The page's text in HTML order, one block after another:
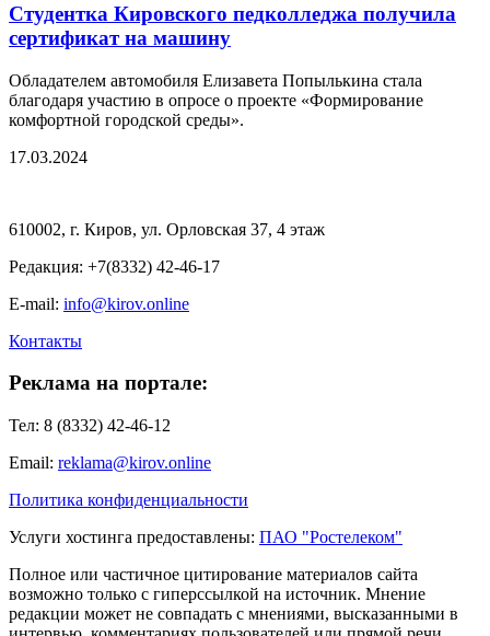
Студентка Кировского педколледжа получила
сертификат на машину
Обладателем автомобиля Елизавета Попылькина стала
благодаря участию в опросе о проекте «Формирование
комфортной городской среды».
17.03.2024
610002, г. Киров, ул. Орловская 37, 4 этаж
Редакция: +7(8332) 42-46-17
E-mail: info@kirov.online
Контакты
Реклама на портале:
Тел: 8 (8332) 42-46-12
Email: reklama@kirov.online
Политика конфиденциальности
Услуги хостинга предоставлены: ПАО "Ростелеком"
Полное или частичное цитирование материалов сайта
возможно только с гиперссылкой на источник. Мнение
редакции может не совпадать с мнениями, высказанными в